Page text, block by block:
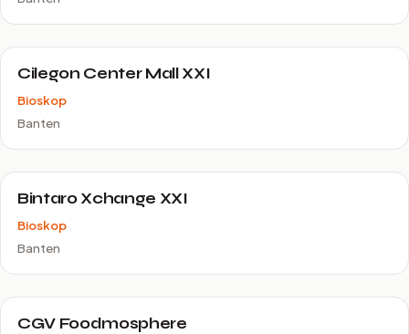
Cilegon Center Mall XXI
Bioskop
Banten
Bintaro Xchange XXI
Bioskop
Banten
CGV Foodmosphere